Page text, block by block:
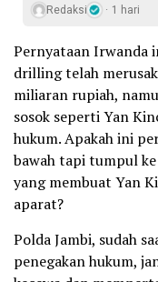
Redaksi 1 hari
Pernyataan Irwanda
drilling telah
miliaran rupiah,
sosok seperti Yan
hukum. Apakah ini
bawah tapi tumpul ke
yang membuat Yan
aparat?
Polda Jambi, sudah
penegakan hukum,